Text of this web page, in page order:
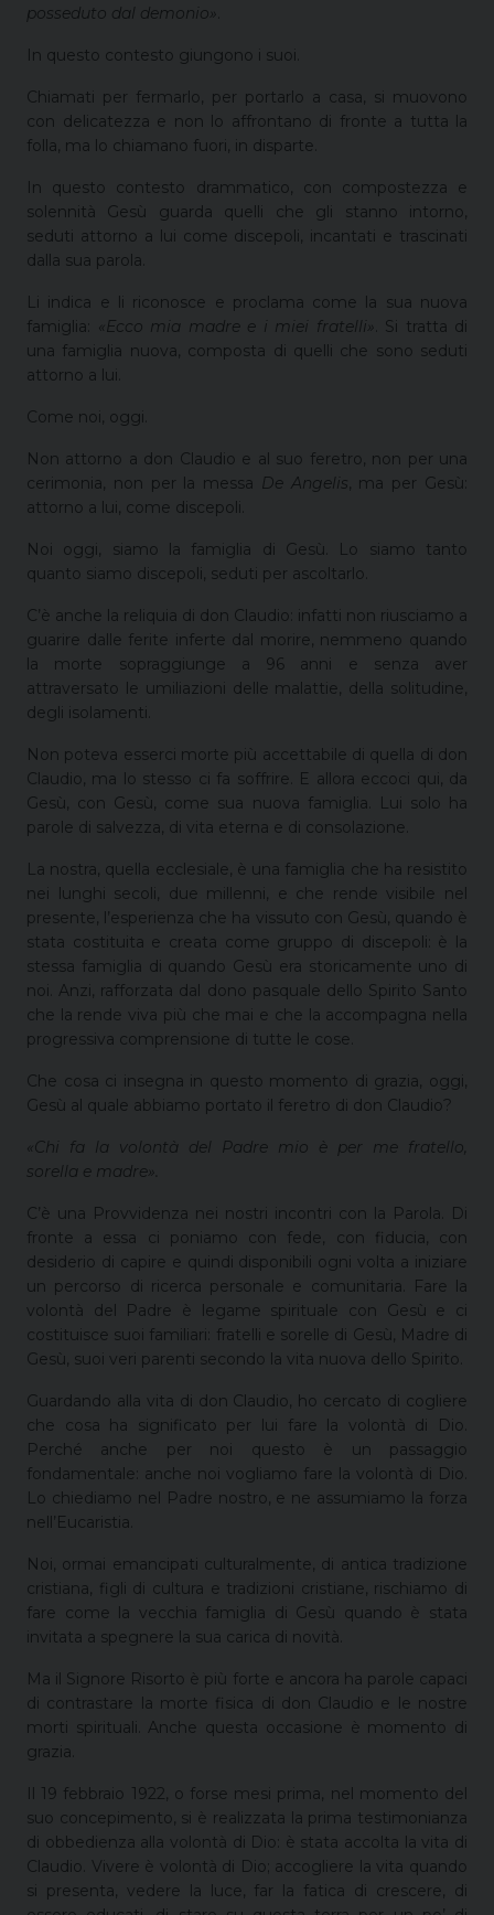
posseduto dal demonio»
In questo contesto giungono i suoi.
Chiamati per fermarlo, per portarlo a casa, si muovono
con delicatezza e non lo affrontano di fronte a tutta la
folla, ma lo chiamano fuori, in disparte.
In questo contesto drammatico, con compostezza e
solennità Gesù guarda quelli che gli stanno intorno,
seduti attorno a lui come discepoli, incantati e trascinati
dalla sua parola.
Li indica e li riconosce e proclama come la sua nuova
famiglia: «Ecco mia madre e i miei fratelli»
. Si tratta di
una famiglia nuova, composta di quelli che sono seduti
attorno a lui.
Come noi, oggi.
Non attorno a don Claudio e al suo feretro, non per una
cerimonia, non per la messa De Angelis, ma per Gesù:
attorno a lui, come discepoli.
Noi oggi, siamo la famiglia di Gesù. Lo siamo tanto
quanto siamo discepoli, seduti per ascoltarlo.
C’è anche la reliquia di don Claudio: infatti non riusciamo a
guarire dalle ferite inferte dal morire, nemmeno quando
la morte sopraggiunge a 96 anni e senza aver
attraversato le umiliazioni delle malattie, della solitudine,
degli isolamenti.
Non poteva esserci morte più accettabile di quella di don
Claudio, ma lo stesso ci fa soffrire. E allora eccoci qui, da
Gesù, con Gesù, come sua nuova famiglia. Lui solo ha
parole di salvezza, di vita eterna e di consolazione.
La nostra, quella ecclesiale, è una famiglia che ha resistito
nei lunghi secoli, due millenni, e che rende visibile nel
presente, l’esperienza che ha vissuto con Gesù, quando è
stata costituita e creata come gruppo di discepoli: è la
stessa famiglia di quando Gesù era storicamente uno di
noi. Anzi, rafforzata dal dono pasquale dello Spirito Santo
che la rende viva più che mai e che la accompagna nella
progressiva comprensione di tutte le cose.
Che cosa ci insegna in questo momento di grazia, oggi,
Gesù al quale abbiamo portato il feretro di don Claudio?
«Chi fa la volontà del Padre mio è per me fratello,
sorella e madre».
C’è una Provvidenza nei nostri incontri con la Parola. Di
fronte a essa ci poniamo con fede, con fiducia, con
desiderio di capire e quindi disponibili ogni volta a iniziare
un percorso di ricerca personale e comunitaria. Fare la
volontà del Padre è legame spirituale con Gesù e ci
costituisce suoi familiari: fratelli e sorelle di Gesù, Madre di
Gesù, suoi veri parenti secondo la vita nuova dello Spirito.
Guardando alla vita di don Claudio, ho cercato di cogliere
che cosa ha significato per lui fare la volontà di Dio.
Perché anche per noi questo è un passaggio
fondamentale: anche noi vogliamo fare la volontà di Dio.
Lo chiediamo nel Padre nostro, e ne assumiamo la forza
nell’Eucaristia.
Noi, ormai emancipati culturalmente, di antica tradizione
cristiana, figli di cultura e tradizioni cristiane, rischiamo di
fare come la vecchia famiglia di Gesù quando è stata
invitata a spegnere la sua carica di novità.
Ma il Signore Risorto è più forte e ancora ha parole capaci
di contrastare la morte fisica di don Claudio e le nostre
morti spirituali. Anche questa occasione è momento di
grazia.
Il 19 febbraio 1922, o forse mesi prima, nel momento del
suo concepimento, si è realizzata la prima testimonianza
di obbedienza alla volontà di Dio: è stata accolta la vita di
Claudio. Vivere è volontà di Dio; accogliere la vita quando
si presenta, vedere la luce, far la fatica di crescere, di